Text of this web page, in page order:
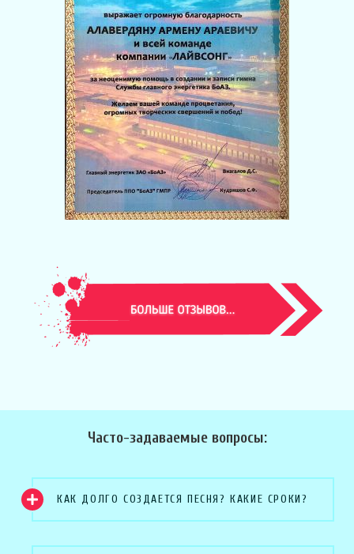
Часто-задаваемые вопросы:
КАК ДОЛГО СОЗДАЕТСЯ ПЕСНЯ? КАКИЕ СРОКИ?